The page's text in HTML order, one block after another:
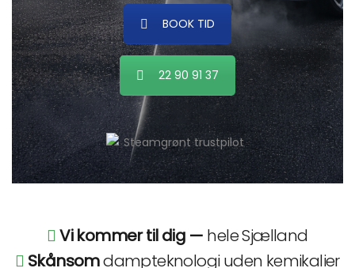
BOOK TID
22 90 91 37
Vi kommer til dig — hele Sjælland
Skånsomdampteknologi uden kemikalier